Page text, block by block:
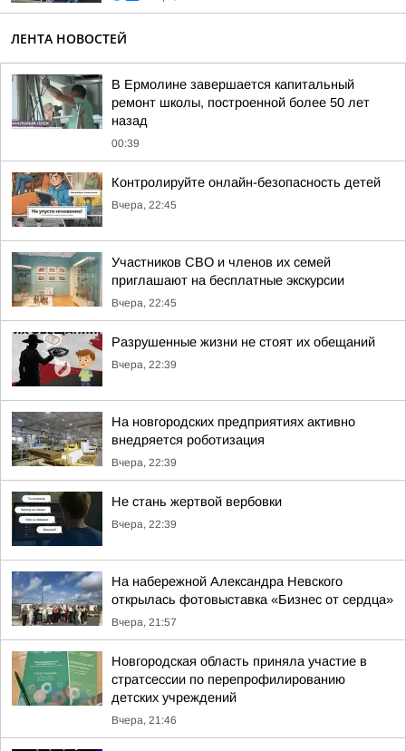
ЛЕНТА НОВОСТЕЙ
В Ермолине завершается капитальный
ремонт школы, построенной более 50 лет
назад
00:39
Контролируйте онлайн-безопасность детей
Вчера, 22:45
Участников СВО и членов их семей
приглашают на бесплатные экскурсии
Вчера, 22:45
Разрушенные жизни не стоят их обещаний
Вчера, 22:39
На новгородских предприятиях активно
внедряется роботизация
Вчера, 22:39
Не стань жертвой вербовки
Вчера, 22:39
На набережной Александра Невского
открылась фотовыставка «Бизнес от сердца»
Вчера, 21:57
Новгородская область приняла участие в
стратсессии по перепрофилированию
детских учреждений
Вчера, 21:46